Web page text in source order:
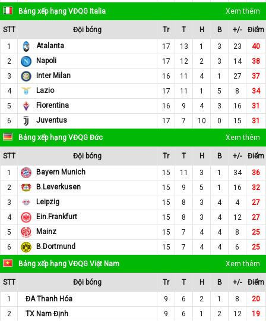
Bảng xếp hạng VĐQG Italia
Xem thêm
STT Đội bóng Tr T H B +/-
Điểm
1
Atalanta 17 13 1 3 23
40
2
Napoli 17 12 2 3 14
38
3
Inter Milan 16 11 4 1 27
37
4
Lazio 17 11 1 5 8
34
5
Fiorentina 16 9 4 3 16
31
6
Juventus 17 7 10 0 15
31
Bảng xếp hạng VĐQG Đức
Xem thêm
STT Đội bóng Tr T H B +/-
Điểm
1
Bayern Munich 15 11 3 1 34
36
2
B.Leverkusen 15 9 5 1 16
32
3
Leipzig 15 8 3 4 4
27
4
Ein.Frankfurt 15 8 3 4 12
27
5
Mainz 15 7 4 4 8
25
6
B.Dortmund 15 7 4 4 6
25
Bảng xếp hạng VĐQG Việt Nam
Xem thêm
STT Đội bóng Tr T H B +/-
Điểm
1
ĐA Thanh Hóa 9 6 2 1 8
20
2
TX Nam Định 9 6 1 2 12
19